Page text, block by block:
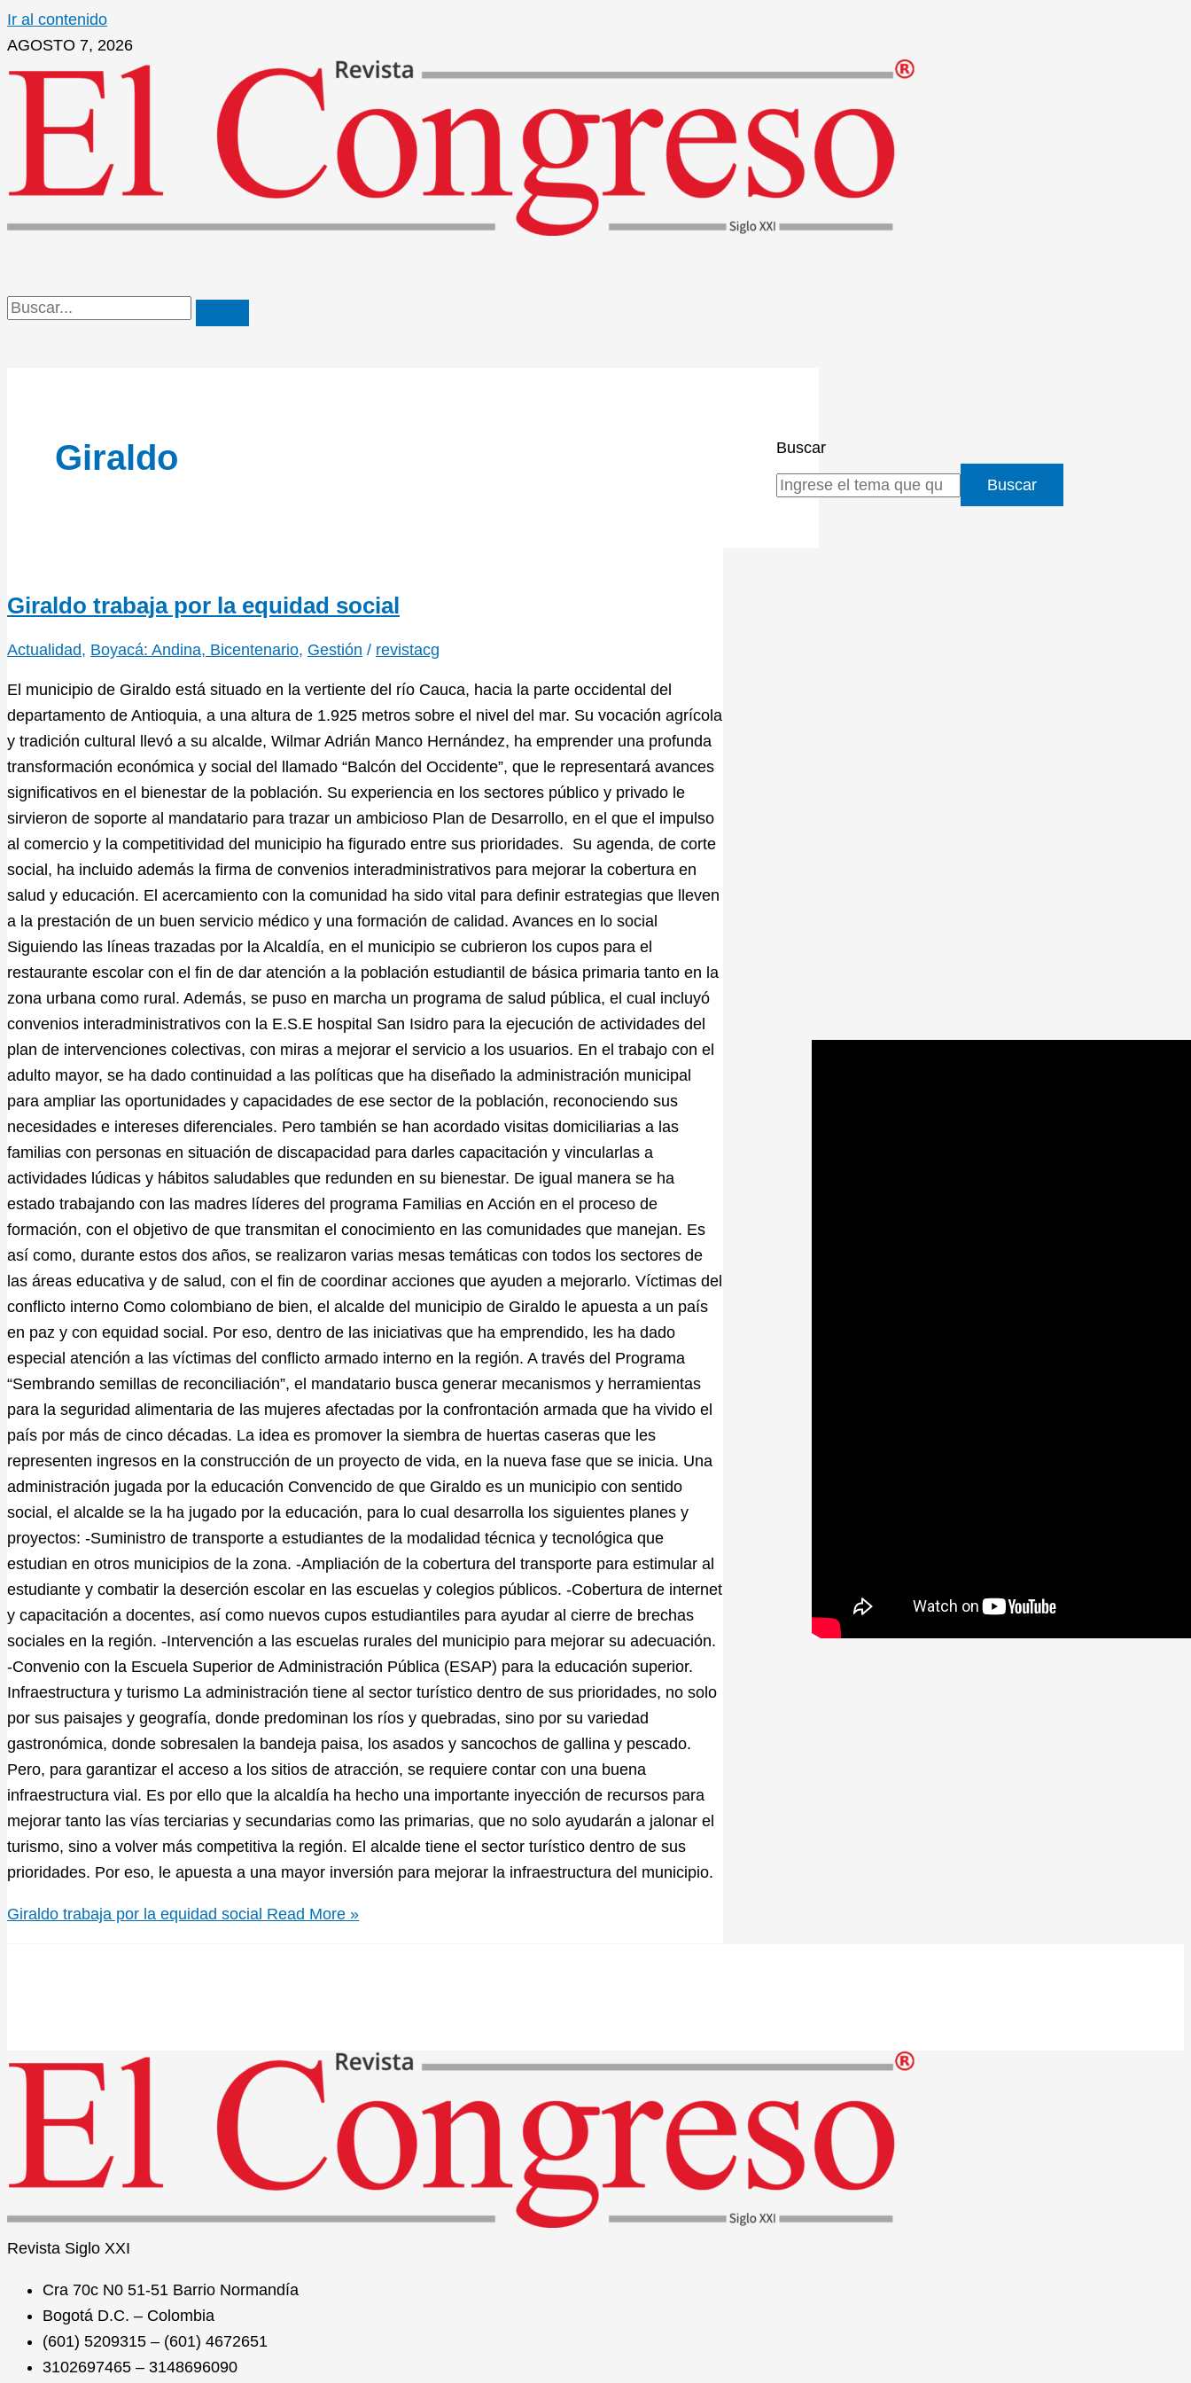
Ir al contenido
AGOSTO 7, 2026
Giraldo
Giraldo trabaja por la equidad social
Actualidad, Boyacá: Andina, Bicentenario, Gestión / revistacg
El municipio de Giraldo está situado en la vertiente del río Cauca, hacia la parte occidental del
departamento de Antioquia, a una altura de 1.925 metros sobre el nivel del mar. Su vocación agrícola
y tradición cultural llevó a su alcalde, Wilmar Adrián Manco Hernández, ha emprender una profunda
transformación económica y social del llamado “Balcón del Occidente”, que le representará avances
significativos en el bienestar de la población. Su experiencia en los sectores público y privado le
sirvieron de soporte al mandatario para trazar un ambicioso Plan de Desarrollo, en el que el impulso
al comercio y la competitividad del municipio ha figurado entre sus prioridades. Su agenda, de corte
social, ha incluido además la firma de convenios interadministrativos para mejorar la cobertura en
salud y educación. El acercamiento con la comunidad ha sido vital para definir estrategias que lleven
a la prestación de un buen servicio médico y una formación de calidad. Avances en lo social
Siguiendo las líneas trazadas por la Alcaldía, en el municipio se cubrieron los cupos para el
restaurante escolar con el fin de dar atención a la población estudiantil de básica primaria tanto en la
zona urbana como rural. Además, se puso en marcha un programa de salud pública, el cual incluyó
convenios interadministrativos con la E.S.E hospital San Isidro para la ejecución de actividades del
plan de intervenciones colectivas, con miras a mejorar el servicio a los usuarios. En el trabajo con el
adulto mayor, se ha dado continuidad a las políticas que ha diseñado la administración municipal
para ampliar las oportunidades y capacidades de ese sector de la población, reconociendo sus
necesidades e intereses diferenciales. Pero también se han acordado visitas domiciliarias a las
familias con personas en situación de discapacidad para darles capacitación y vincularlas a
actividades lúdicas y hábitos saludables que redunden en su bienestar. De igual manera se ha
estado trabajando con las madres líderes del programa Familias en Acción en el proceso de
formación, con el objetivo de que transmitan el conocimiento en las comunidades que manejan. Es
así como, durante estos dos años, se realizaron varias mesas temáticas con todos los sectores de
las áreas educativa y de salud, con el fin de coordinar acciones que ayuden a mejorarlo. Víctimas del
conflicto interno Como colombiano de bien, el alcalde del municipio de Giraldo le apuesta a un país
en paz y con equidad social. Por eso, dentro de las iniciativas que ha emprendido, les ha dado
especial atención a las víctimas del conflicto armado interno en la región. A través del Programa
“Sembrando semillas de reconciliación”, el mandatario busca generar mecanismos y herramientas
para la seguridad alimentaria de las mujeres afectadas por la confrontación armada que ha vivido el
país por más de cinco décadas. La idea es promover la siembra de huertas caseras que les
representen ingresos en la construcción de un proyecto de vida, en la nueva fase que se inicia. Una
administración jugada por la educación Convencido de que Giraldo es un municipio con sentido
social, el alcalde se la ha jugado por la educación, para lo cual desarrolla los siguientes planes y
proyectos: -Suministro de transporte a estudiantes de la modalidad técnica y tecnológica que
estudian en otros municipios de la zona. -Ampliación de la cobertura del transporte para estimular al
estudiante y combatir la deserción escolar en las escuelas y colegios públicos. -Cobertura de internet
y capacitación a docentes, así como nuevos cupos estudiantiles para ayudar al cierre de brechas
sociales en la región. -Intervención a las escuelas rurales del municipio para mejorar su adecuación.
-Convenio con la Escuela Superior de Administración Pública (ESAP) para la educación superior.
Infraestructura y turismo La administración tiene al sector turístico dentro de sus prioridades, no solo
por sus paisajes y geografía, donde predominan los ríos y quebradas, sino por su variedad
gastronómica, donde sobresalen la bandeja paisa, los asados y sancochos de gallina y pescado.
Pero, para garantizar el acceso a los sitios de atracción, se requiere contar con una buena
infraestructura vial. Es por ello que la alcaldía ha hecho una importante inyección de recursos para
mejorar tanto las vías terciarias y secundarias como las primarias, que no solo ayudarán a jalonar el
turismo, sino a volver más competitiva la región. El alcalde tiene el sector turístico dentro de sus
prioridades. Por eso, le apuesta a una mayor inversión para mejorar la infraestructura del municipio.
Giraldo trabaja por la equidad social Read More »
Buscar
Buscar
Revista Siglo XXI
Cra 70c N0 51-51 Barrio Normandía
Bogotá D.C. – Colombia
(601) 5209315 – (601) 4672651
3102697465 – 3148696090